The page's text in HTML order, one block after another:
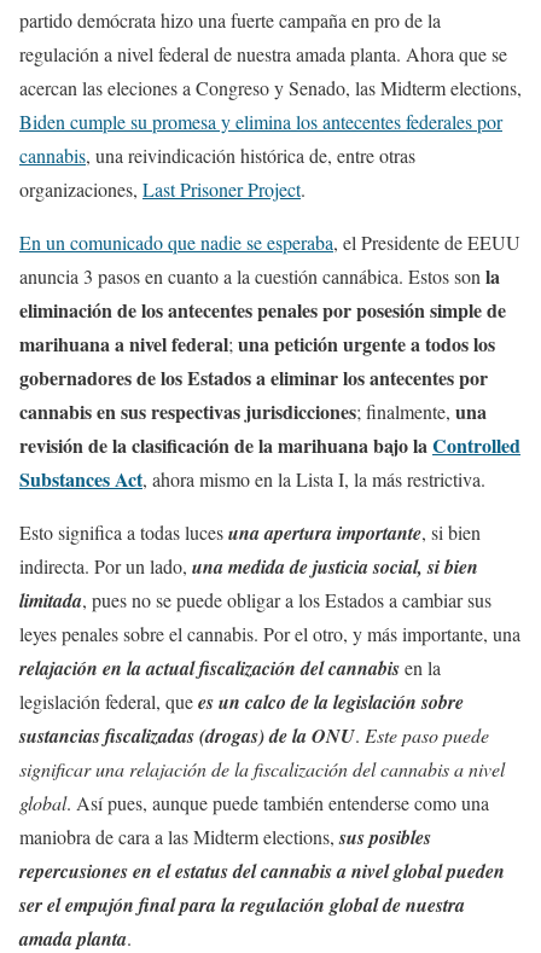
partido demócrata hizo una fuerte campaña en pro de la
regulación a nivel federal de nuestra amada planta. Ahora que se
acercan las eleciones a Congreso y Senado, las Midterm elections,
Biden cumple su promesa y elimina los antecentes federales por
cannabis, una reivindicación histórica de, entre otras
organizaciones, Last Prisoner Project.
En un comunicado que nadie se esperaba, el Presidente de EEUU
anuncia 3 pasos en cuanto a la cuestión cannábica. Estos son la
eliminación de los antecentes penales por posesión simple de
marihuana a nivel federal; una petición urgente a todos los
gobernadores de los Estados a eliminar los antecentes por
cannabis en sus respectivas jurisdicciones; finalmente, una
revisión de la clasificación de la marihuana bajo laControlled
Substances Act, ahora mismo en la Lista I, la más restrictiva.
Esto significa a todas lucesuna apertura importante, si bien
indirecta. Por un lado, una medida de justicia social, si bien
limitada, pues no se puede obligar a los Estados a cambiar sus
leyes penales sobre el cannabis. Por el otro, y más importante, una
relajación en la actual fiscalización del cannabisen la
legislación federal, quees un calco de la legislación sobre
sustancias fiscalizadas (drogas) de la ONU. Este paso puede
significar una relajación de la fiscalización del cannabis a nivel
global. Así pues, aunque puede también entenderse como una
maniobra de cara a las Midterm elections,sus posibles
repercusiones en el estatus del cannabis a nivel global pueden
ser el empujón final para la regulación global de nuestra
amada planta.